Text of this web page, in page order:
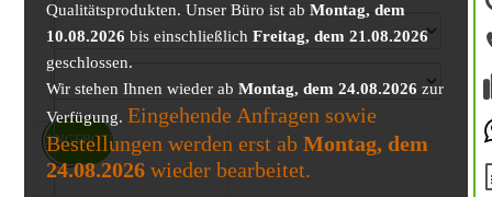
Qualitätsprodukten. Unser Büro ist abMontag, dem
10.08.2026 bis einschließlichFreitag, dem 21.08.2026
geschlossen.
Wir stehen Ihnen wieder abMontag, dem 24.08.2026 zur
Verfügung. Eingehende Anfragen sowie
Bestellungen werden erst abMontag, dem
24.08.2026 wieder bearbeitet.
ANGEBOT!